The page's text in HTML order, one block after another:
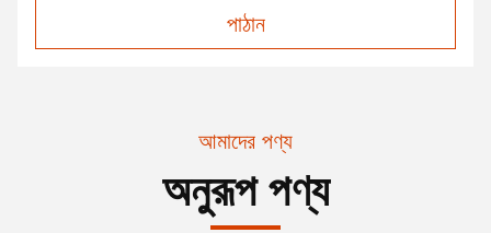
পাঠান
আমাদের পণ্য
অনুরূপ পণ্য